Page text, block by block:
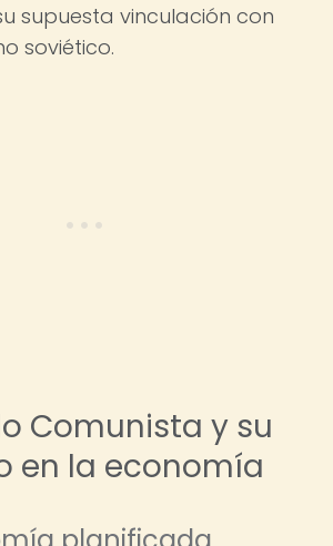
supuesta vinculación con
soviético.
Comunista y su
en la economía